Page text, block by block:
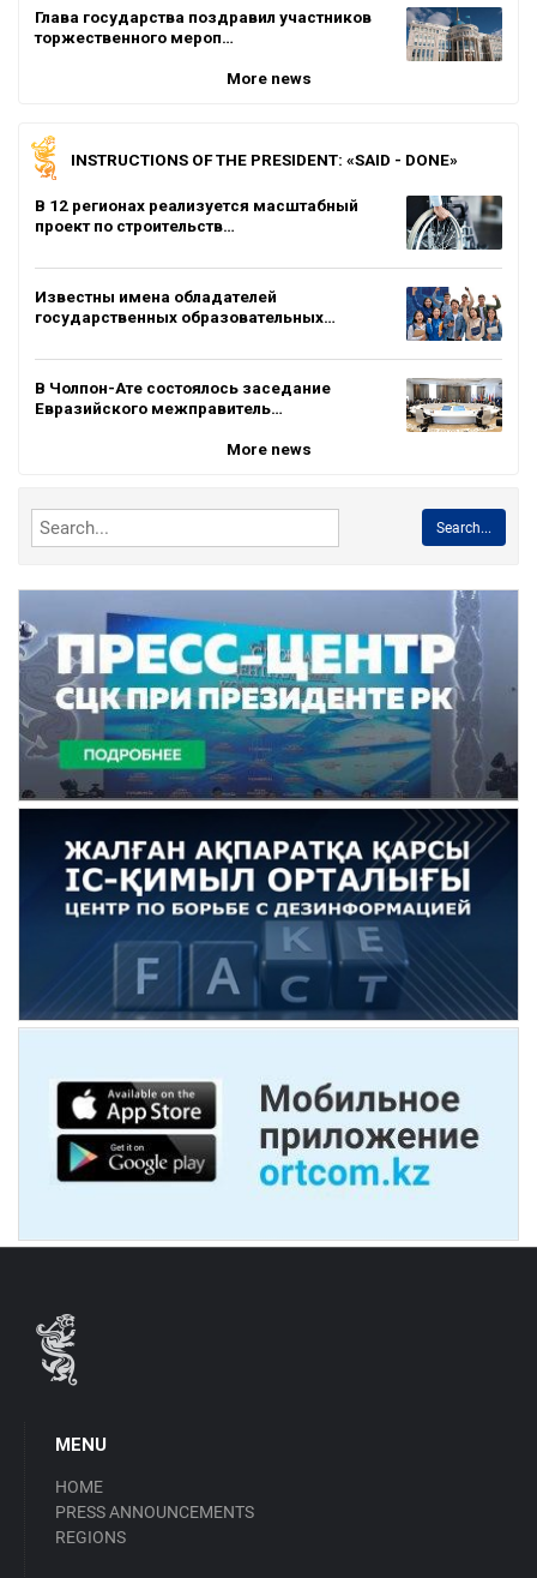
Глава государства поздравил участников
торжественного мероп…
More news
INSTRUCTIONS OF THE PRESIDENT: «SAID - DONE»
В 12 регионах реализуется масштабный
проект по строительств…
Известны имена обладателей
государственных образовательных…
В Чолпон-Ате состоялось заседание
Евразийского межправитель…
More news
Search...
MENU
HOME
PRESS ANNOUNCEMENTS
REGIONS